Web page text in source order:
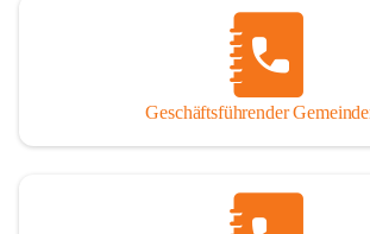
Geschäftsführender